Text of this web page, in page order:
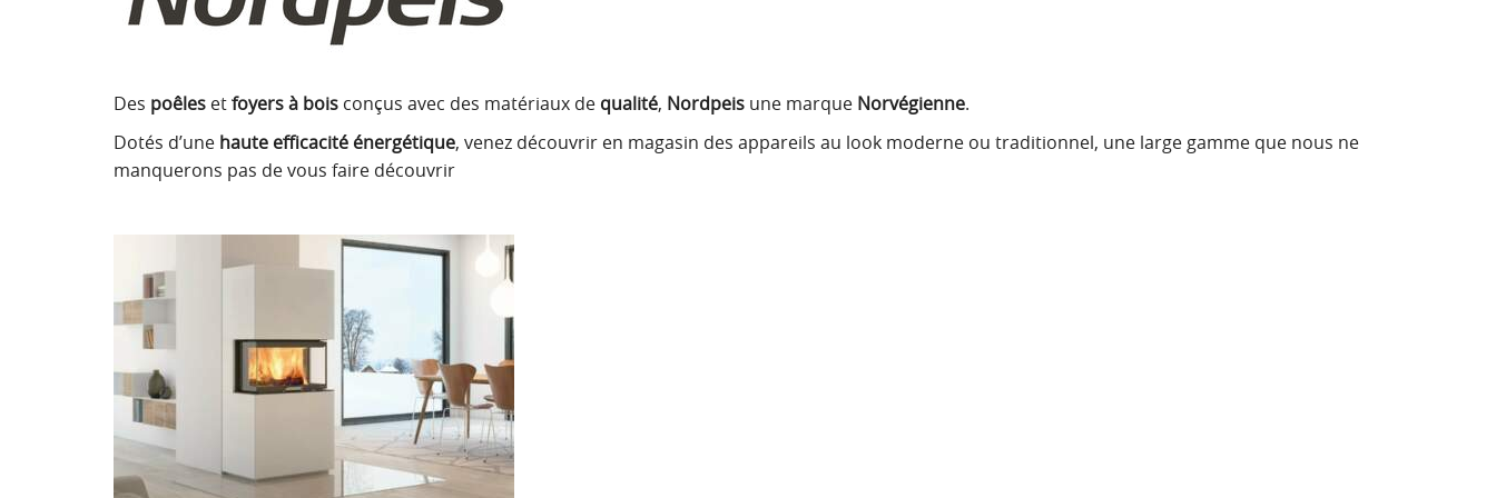
Des poêles etfoyers à bois conçus avec des matériaux de qualité, Nordpeis une marque Norvégienne.
Dotés d’une haute efficacité énergétique, venez découvrir en magasin des appareils au look moderne ou traditionnel, une large gamme que nous ne
manquerons pas de vous faire découvrir